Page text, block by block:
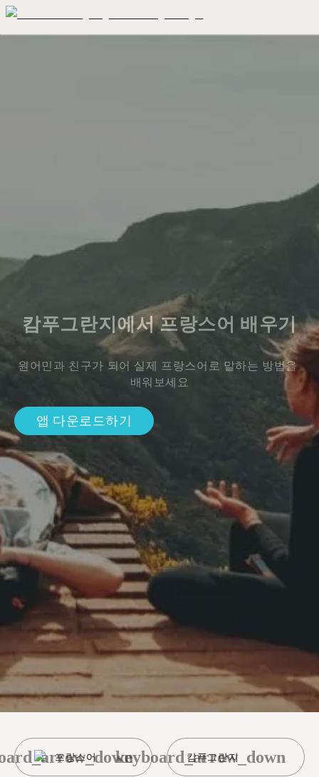
캄푸그란지에서 프랑스어 배우기
원어민과 친구가 되어 실제 프랑스어로 말하는 방법을
배워보세요
앱 다운로드하기
프랑스어 캄푸그란지
keyboard_arrow_down